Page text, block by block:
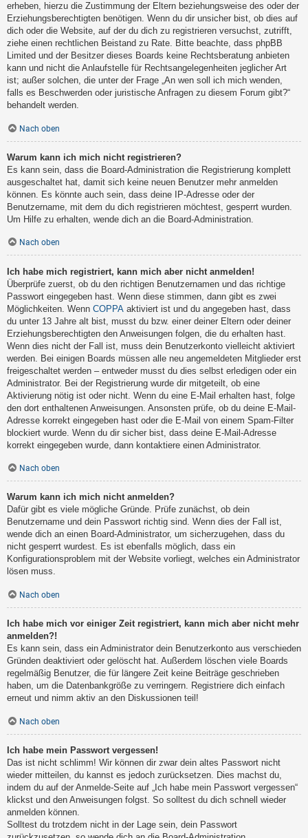
erheben, hierzu die Zustimmung der Eltern beziehungsweise des oder der
Erziehungsberechtigten benötigen. Wenn du dir unsicher bist, ob dies auf
dich oder die Website, auf der du dich zu registrieren versuchst, zutrifft,
ziehe einen rechtlichen Beistand zu Rate. Bitte beachte, dass phpBB
Limited und der Besitzer dieses Boards keine Rechtsberatung anbieten
kann und nicht die Anlaufstelle für Rechtsangelegenheiten jeglicher Art
ist; außer solchen, die unter der Frage „An wen soll ich mich wenden,
falls es Beschwerden oder juristische Anfragen zu diesem Forum gibt?“
behandelt werden.
Nach oben
Warum kann ich mich nicht registrieren?
Es kann sein, dass die Board-Administration die Registrierung komplett
ausgeschaltet hat, damit sich keine neuen Benutzer mehr anmelden
können. Es könnte auch sein, dass deine IP-Adresse oder der
Benutzername, mit dem du dich registrieren möchtest, gesperrt wurden.
Um Hilfe zu erhalten, wende dich an die Board-Administration.
Nach oben
Ich habe mich registriert, kann mich aber nicht anmelden!
Überprüfe zuerst, ob du den richtigen Benutzernamen und das richtige
Passwort eingegeben hast. Wenn diese stimmen, dann gibt es zwei
Möglichkeiten. Wenn COPPA aktiviert ist und du angegeben hast, dass
du unter 13 Jahre alt bist, musst du bzw. einer deiner Eltern oder deiner
Erziehungsberechtigten den Anweisungen folgen, die du erhalten hast.
Wenn dies nicht der Fall ist, muss dein Benutzerkonto vielleicht aktiviert
werden. Bei einigen Boards müssen alle neu angemeldeten Mitglieder erst
freigeschaltet werden – entweder musst du dies selbst erledigen oder ein
Administrator. Bei der Registrierung wurde dir mitgeteilt, ob eine
Aktivierung nötig ist oder nicht. Wenn du eine E-Mail erhalten hast, folge
den dort enthaltenen Anweisungen. Ansonsten prüfe, ob du deine E-Mail-
Adresse korrekt eingegeben hast oder die E-Mail von einem Spam-Filter
blockiert wurde. Wenn du dir sicher bist, dass deine E-Mail-Adresse
korrekt eingegeben wurde, dann kontaktiere einen Administrator.
Nach oben
Warum kann ich mich nicht anmelden?
Dafür gibt es viele mögliche Gründe. Prüfe zunächst, ob dein
Benutzername und dein Passwort richtig sind. Wenn dies der Fall ist,
wende dich an einen Board-Administrator, um sicherzugehen, dass du
nicht gesperrt wurdest. Es ist ebenfalls möglich, dass ein
Konfigurationsproblem mit der Website vorliegt, welches ein Administrator
lösen muss.
Nach oben
Ich habe mich vor einiger Zeit registriert, kann mich aber nicht mehr
anmelden?!
Es kann sein, dass ein Administrator dein Benutzerkonto aus verschieden
Gründen deaktiviert oder gelöscht hat. Außerdem löschen viele Boards
regelmäßig Benutzer, die für längere Zeit keine Beiträge geschrieben
haben, um die Datenbankgröße zu verringern. Registriere dich einfach
erneut und nimm aktiv an den Diskussionen teil!
Nach oben
Ich habe mein Passwort vergessen!
Das ist nicht schlimm! Wir können dir zwar dein altes Passwort nicht
wieder mitteilen, du kannst es jedoch zurücksetzen. Dies machst du,
indem du auf der Anmelde-Seite auf „Ich habe mein Passwort vergessen“
klickst und den Anweisungen folgst. So solltest du dich schnell wieder
anmelden können.
Solltest du trotzdem nicht in der Lage sein, dein Passwort